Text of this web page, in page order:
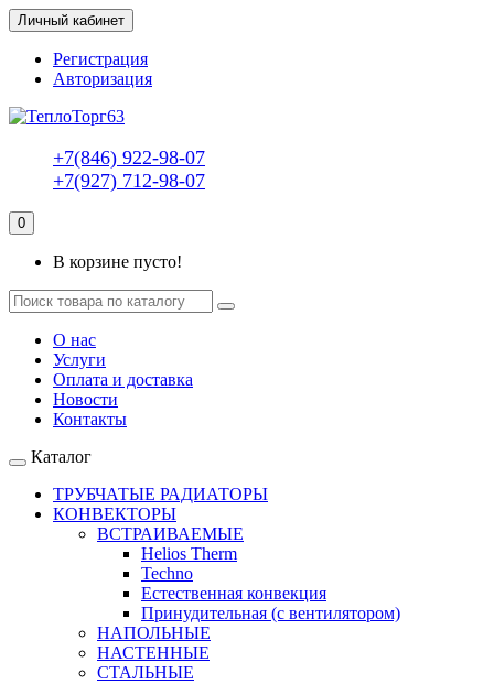
Личный кабинет
Регистрация
Авторизация
+7(846) 922-98-07
+7(927) 712-98-07
0
В корзине пусто!
О нас
Услуги
Оплата и доставка
Новости
Контакты
Каталог
ТРУБЧАТЫЕ РАДИАТОРЫ
КОНВЕКТОРЫ
ВСТРАИВАЕМЫЕ
Helios Therm
Techno
Естественная конвекция
Принудительная (с вентилятором)
НАПОЛЬНЫЕ
НАСТЕННЫЕ
СТАЛЬНЫЕ